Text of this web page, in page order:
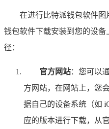
在进行比特派钱包软件
钱包软件下载安装到您的设
径：
官方网站：您可以
方网站，在网站上，您
据自己的设备系统（如
应的版本进行下载，从